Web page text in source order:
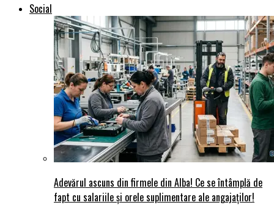
Social
Adevărul ascuns din firmele din Alba! Ce se întâmplă de
fapt cu salariile și orele suplimentare ale angajaților!